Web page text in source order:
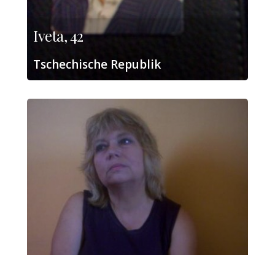
Iveta, 42
Tschechische Republik